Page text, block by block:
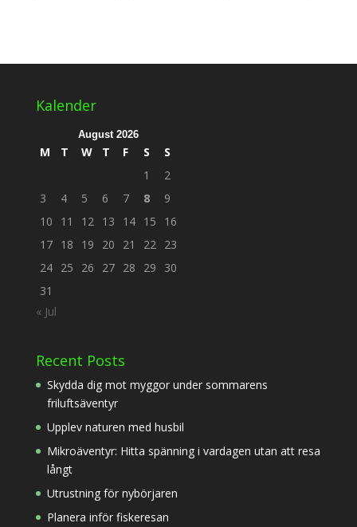
Kalender
August 2026
M T W T F S
S
1
2
3
4 5 6 7 8
9
10
11 12 13 14 15
16
17 18 19 20 21 22
23
24 25 26 27 28 29
30
31
« Jul
Recent Posts
Skydda dig mot myggor under sommarens
friluftsäventyr
Upplev naturen med husbil
Mikroäventyr: Hitta spänning i vardagen utan att resa
långt
Utrustning för nybörjaren
Planera inför fiskeresan